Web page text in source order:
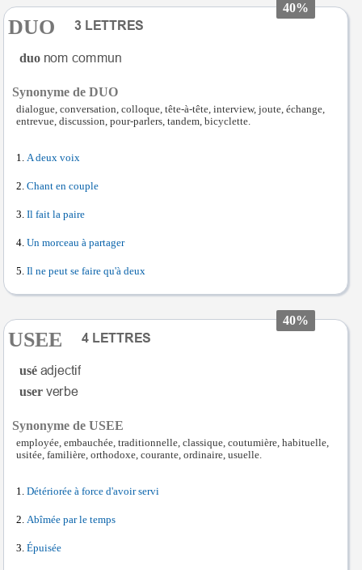
40%
DUO
duo
Synonyme de DUO
dialogue, conversation, colloque, tête-à-tête, interview, joute, échange,
entrevue, discussion, pour-parlers, tandem, bicyclette.
A deux voix
Chant en couple
Il fait la paire
Un morceau à partager
Il ne peut se faire qu'à deux
40%
USEE
usé
user
Synonyme de USEE
employée, embauchée, traditionnelle, classique, coutumière, habituelle,
usitée, familière, orthodoxe, courante, ordinaire, usuelle.
Détériorée à force d'avoir servi
Abîmée par le temps
Épuisée